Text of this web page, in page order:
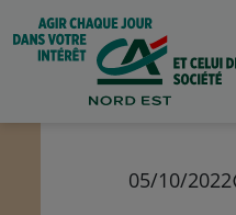
05/10/2022